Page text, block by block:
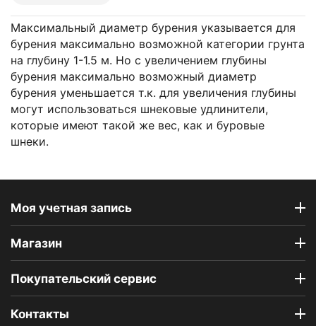
Максимальный диаметр бурения указывается для
бурения максимально возможной категории грунта
на глубину 1-1.5 м. Но с увеличением глубины
бурения максимально возможный диаметр
бурения уменьшается т.к. для увеличения глубины
могут использоваться шнековые удлинители,
которые имеют такой же вес, как и буровые
шнеки.
Моя учетная запись
Магазин
Покупательский сервис
Контакты